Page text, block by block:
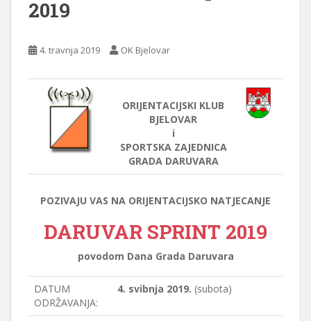
2019
4. travnja 2019 OK Bjelovar
ORIJENTACIJSKI KLUB
BJELOVAR
i
SPORTSKA ZAJEDNICA
GRADA DARUVARA
POZIVAJU VAS NA ORIJENTACIJSKO NATJECANJE
DARUVAR SPRINT 2019
povodom Dana Grada Daruvara
DATUM
ODRŽAVANJA:
4. svibnja 2019. (subota)